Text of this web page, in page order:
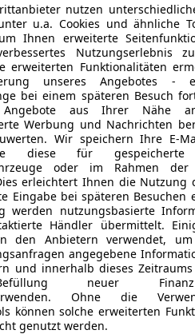
nutzen
u.a. Cookies und ähnliche
Ihnen erweiterte
Nutzungserlebnis
erweiterten Funktionalitäten
unseres Angebotes
bei einem späteren Besuch
Angebote aus Ihrer Nähe
Werbung und Nachrichten
Wir speichern Ihre E-
diese für gespeicherte
oder im Rahmen der
erleichtert Ihnen die Nutzung
Eingabe bei späteren
werden nutzungsbasierte
Händler übermittelt.
den Anbietern verwendet,
angegebene
und innerhalb dieses
neuer
Ohne die
können solche erweiterten
genutzt werden.